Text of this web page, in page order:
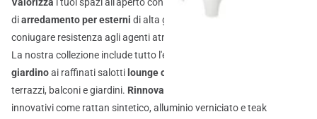
Valorizza i tuoi spazi all'aperto con la nostra selezione
diarredamento per esterni di alta gamma, progettata per
coniugare resistenza agli agenti atmosferici e stile inconfondibile.
La nostra collezione include tutto l'essenziale: dai
giardinoai raffinati salotti lounge outdoor
terrazzi, balconi e giardini. Rinnova
innovativi come rattan sintetico, alluminio verniciato e teak